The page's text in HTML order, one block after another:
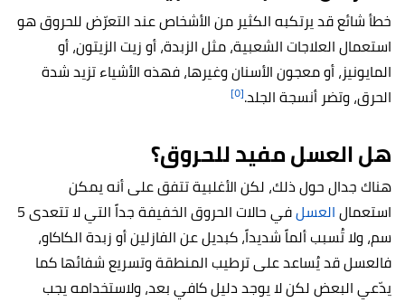
خطأ شائع قد يرتكبه الكثير من الأشخاص عند التعرّض للحروق هو
استعمال العلاجات الشعبية، مثل الزبدة، أو زيت الزيتون، أو
المايونيز، أو معجون الأسنان وغيرها، فهذه الأشياء تزيد شدة
الحرق، وتضر أنسجة الجلد.[٥]
هل العسل مفيد للحروق؟
هناك جدال حول ذلك، لكن الأغلبية تتفق على أنه يمكن
استعمالالعسل
في حالات الحروق الخفيفة جداً التي لا تتعدى 5
سم، ولا تُسبب ألماً شديداً، كبديل عن الفازلين أو زبدة الكاكاو،
فالعسل قد يُساعد على ترطيب المنطقة وتسريع شفائها كما
يدّعي البعض لكن لا يوجد دليل كافي بعد، ولاستخدامه يجب